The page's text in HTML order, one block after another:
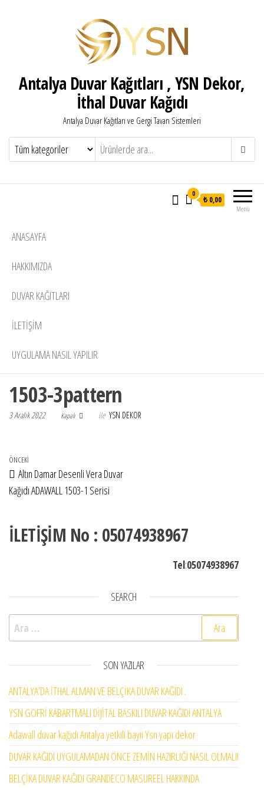
Antalya Duvar Kağıtları , YSN Dekor,
İthal Duvar Kağıdı
Antalya Duvar Kağıtları ve Gergi Tavan Sistemleri
Menü
0
₺ 0,00
ANASAYFA
HAKKIMIZDA
DUVAR KAĞITLARI
İLETİŞİM
UYGULAMA NASIL YAPILIR
1503-3pattern
3 Aralık 2022 Kapalı ile YSN DEKOR
Yazı gezinmesi
Önceki Yazı
ÖNCEKI
Altın Damar Desenli Vera Duvar
Kağıdı ADAWALL 1503-1 Serisi
İLETİŞİM No : 05074938967
Tel:05074938967
SEARCH
Arama:
SON YAZILAR
ANTALYA’DA İTHAL ALMAN VE BELÇİKA DUVAR KAĞIDI .
YSN GOFRİ KABARTMALI DİJİTAL BASKILI DUVAR KAĞIDI ANTALYA
Adawall duvar kağıdı Antalya yetkili bayii Ysn yapı dekor
DUVAR KAĞIDI UYGULAMADAN ÖNCE ZEMİN HAZIRLIĞI NASIL OLMALI!
BELÇİKA DUVAR KAĞIDI GRANDECO MASUREEL HAKKINDA